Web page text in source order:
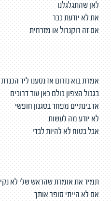
לאן שהתגלגלנו
את לא יודעת כבר
אם זה רוקנרול או מזרחית
אמרת בוא נזרום אז נסענו ליד הכנרת
בגבול הצפון כולם כאן עוד דרוכים
אז בינתיים מפחד בסגנון חופשי
לא יודע מה לעשות
אבל בטוח לא להיות לבדי
תמיד את אומרת שהראש שלי לא נקי
אם לא הייתי סופר אותך